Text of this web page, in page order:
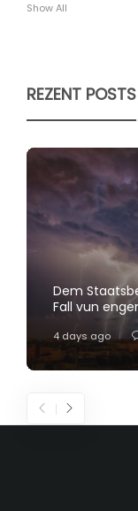
Show All
REZENT POSTS
Dem
Fall vun
4 days ago